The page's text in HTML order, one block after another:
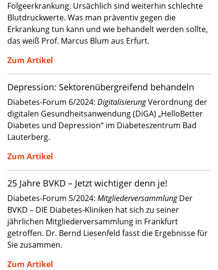
Folgeerkrankung. Ursächlich sind weiterhin schlechte
Blutdruckwerte. Was man präventiv gegen die
Erkrankung tun kann und wie behandelt werden sollte,
das weiß Prof. Marcus Blum aus Erfurt.
Zum Artikel
Depression: Sektorenübergreifend behandeln
Diabetes-Forum 6/2024: DigitalisierungVerordnung der
digitalen Gesundheitsanwendung (DiGA) „HelloBetter
Diabetes und Depression“ im Diabeteszentrum Bad
Lauterberg.
Zum Artikel
25 Jahre BVKD – Jetzt wichtiger denn je!
Diabetes-Forum 5/2024: MitgliederversammlungDer
BVKD – DIE Diabetes-Kliniken hat sich zu seiner
jährlichen Mitgliederversammlung in Frankfurt
getroffen. Dr. Bernd Liesenfeld fasst die Ergebnisse für
Sie zusammen.
Zum Artikel